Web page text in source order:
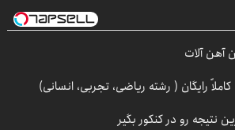
آهن آلات
رایگان ( رشته ریاضی، تجربی، انسانی)
نتیجه رو در کنکور بگیر